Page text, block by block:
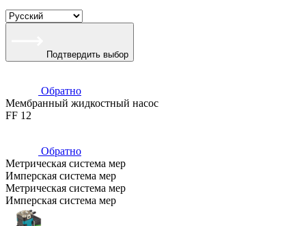
Подтвердить выбор
Обратно
Мембранный жидкостный насос
FF 12
Обратно
Метрическая система мер
Имперская система мер
Метрическая система мер
Имперская система мер